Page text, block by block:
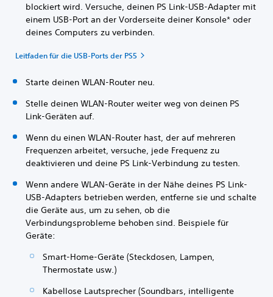
blockiert wird. Versuche, deinen PS Link-USB-Adapter mit
einem USB-Port an der Vorderseite deiner Konsole* oder
deines Computers zu verbinden.
Leitfaden für die USB-Ports der PS5
Starte deinen WLAN-Router neu.
Stelle deinen WLAN-Router weiter weg von deinen PS
Link-Geräten auf.
Wenn du einen WLAN-Router hast, der auf mehreren
Frequenzen arbeitet, versuche, jede Frequenz zu
deaktivieren und deine PS Link-Verbindung zu testen.
Wenn andere WLAN-Geräte in der Nähe deines PS Link-
USB-Adapters betrieben werden, entferne sie und schalte
die Geräte aus, um zu sehen, ob die
Verbindungsprobleme behoben sind. Beispiele für
Geräte:
Smart-Home-Geräte (Steckdosen, Lampen,
Thermostate usw.)
Kabellose Lautsprecher (Soundbars, intelligente